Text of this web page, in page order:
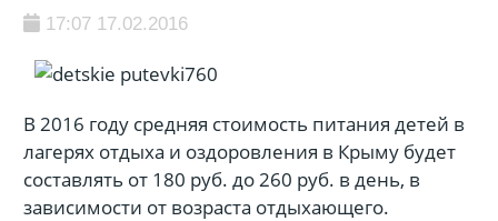
17:07 17.02.2016
В 2016 году средняя стоимость питания детей в
лагерях отдыха и оздоровления в Крыму будет
составлять от 180 руб. до 260 руб. в день, в
зависимости от возраста отдыхающего.